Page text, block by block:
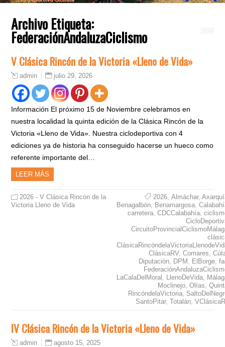
Archivo Etiqueta:
FederaciónAndaluzaCiclismo
V Clásica Rincón de la Victoria «Lleno de Vida»
admin julio 29, 2026
Información El próximo 15 de Noviembre celebramos en
nuestra localidad la quinta edición de la Clásica Rincón de la
Victoria «Lleno de Vida». Nuestra ciclodeportiva con 4
ediciones ya de historia ha conseguido hacerse un hueco como
referente importante del…
LEER MÁS
2026 - V Clásica Rincón de la
Victoria Lleno de Vida
2026 ,Almáchar,
Benagalbón Benamargosa ,
carretera ,CDCCalabahía ,
ClásicaRV,Comares ,
Diputación DPM ElBorge ,
LaCalaDelMoral
LlenoDeVida
Moclinejo ,Olías ,
RincóndelaVictoria
SantoPitar,Totalán ,
IV Clásica Rincón de la Victoria «Lleno de Vida»
admin agosto 15, 2025